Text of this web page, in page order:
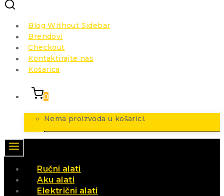
Blog Without Sidebar
Brendovi
Checkout
Kontaktirajte nas
Košarica
0
Nema proizvoda u košarici.
Ručni alati
Aku alati
Električni alati